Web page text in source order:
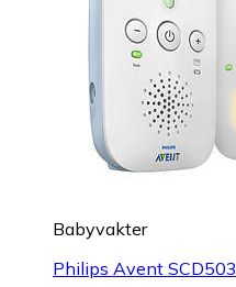
Babyvakter
Philips Avent SCD503